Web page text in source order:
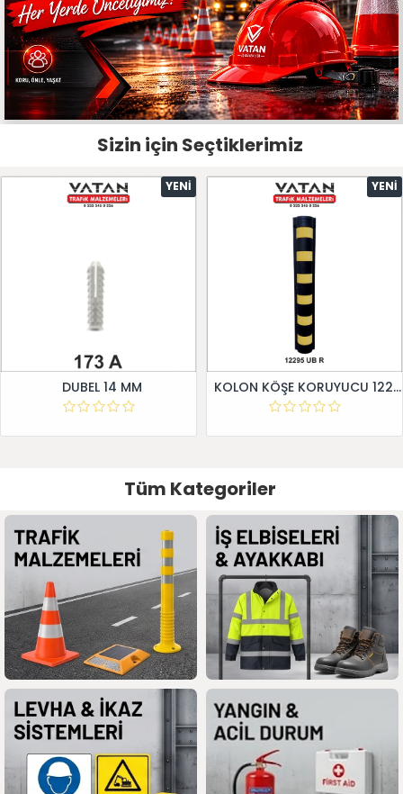
Sizin için Seçtiklerimiz
YENI
DUBEL 14 MM
YENI
KOLON KÖŞE KORUYUCU 12295 UB R
Tüm Kategoriler